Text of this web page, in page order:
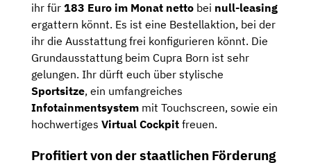
ihr für 183 Euro im Monat netto bei null-leasing
ergattern könnt. Es ist eine Bestellaktion, bei der
ihr die Ausstattung frei konfigurieren könnt. Die
Grundausstattung beim Cupra Born ist sehr
gelungen. Ihr dürft euch über stylische
Sportsitze, ein umfangreiches
Infotainmentsystem mit Touchscreen, sowie ein
hochwertiges Virtual Cockpit freuen.
Profitiert von der staatlichen Förderung